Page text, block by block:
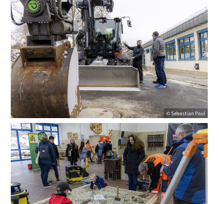
© Sebastian Paul